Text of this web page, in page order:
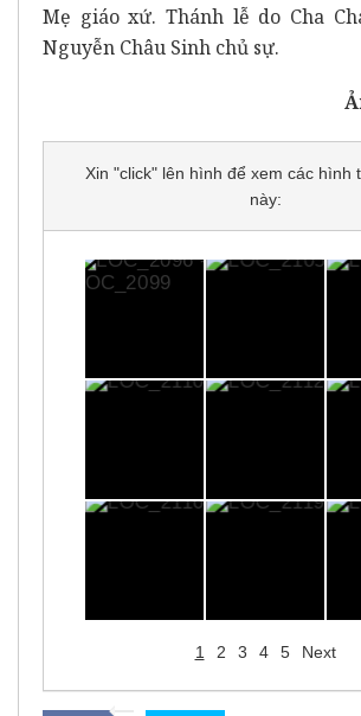
Mẹ giáo xứ. Thánh lễ do Cha
Nguyễn Châu Sinh chủ sự.
Xin "click" lên hình để xem các hình
này:
1 2 3 4 5 Next